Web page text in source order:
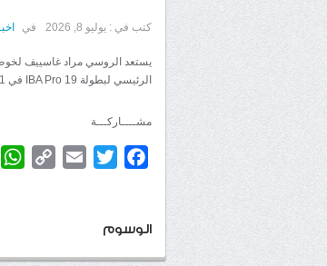
كتب في : يوليو 8, 2026 في
يستعد الروسي مراد غاسييف لخوض
الرئيسي لبطولة IBA Pro 19 في 11 يوليو الجاري.
مشــــاركـــة
Facebook
Twitter
Email
Copy
الوسوم